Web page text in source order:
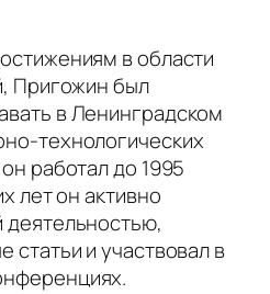
в области
Пригожин был
в Ленинградском
технологических
работал до 1995
лет он активно
деятельностью,
статьи и участвовал в